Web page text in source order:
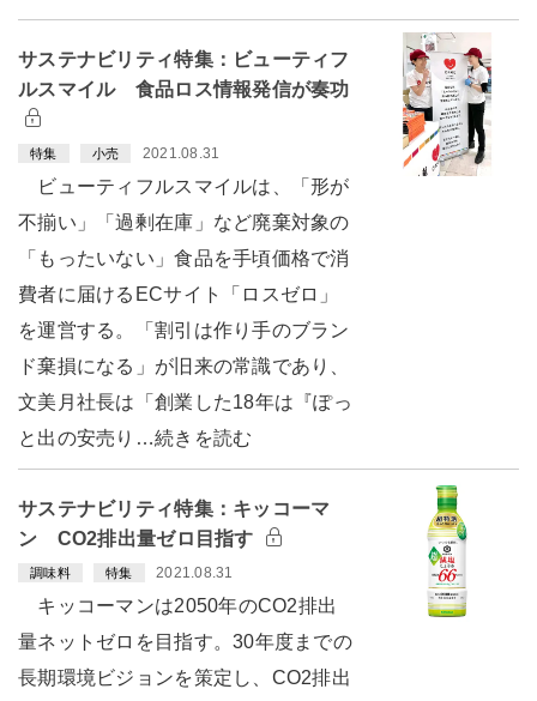
サステナビリティ特集：ビューティフ
ルスマイル 食品ロス情報発信が奏功
特集 小売 2021.08.31
ビューティフルスマイルは、「形が
不揃い」「過剰在庫」など廃棄対象の
「もったいない」食品を手頃価格で消
費者に届けるECサイト「ロスゼロ」
を運営する。「割引は作り手のブラン
ド棄損になる」が旧来の常識であり、
文美月社長は「創業した18年は『ぽっ
と出の安売り…続きを読む
サステナビリティ特集：キッコーマ
ン CO2排出量ゼロ目指す
調味料 特集 2021.08.31
キッコーマンは2050年のCO2排出
量ネットゼロを目指す。30年度までの
長期環境ビジョンを策定し、CO2排出